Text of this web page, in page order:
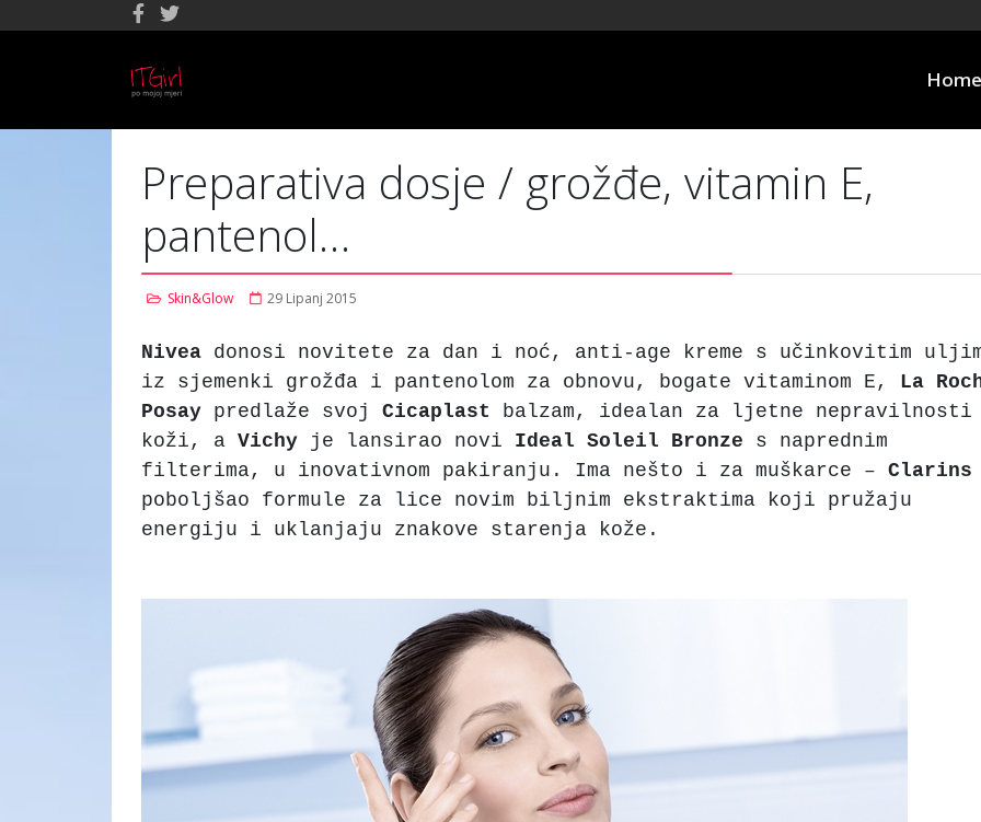
Home
Preparativa dosje / grožđe, vitamin E,
pantenol…
Skin&Glow 29 Lipanj 2015
Nivea donosi novitete za dan i noć, anti-age kreme s učinkovitim
iz sjemenki grožđa i pantenolom za obnovu, bogate vitaminom E, La
Posay predlaže svoj Cicaplast balzam, idealan za ljetne nepravilnosti
koži, a Vichy je lansirao novi Ideal Soleil Bronze s naprednim
filterima, u inovativnom pakiranju. Ima nešto i za muškarce – Clarins
poboljšao formule za lice novim biljnim ekstraktima koji pružaju
energiju i uklanjaju znakove starenja kože.